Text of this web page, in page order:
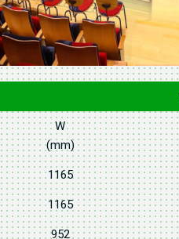
W
(mm)
1165
1165
952